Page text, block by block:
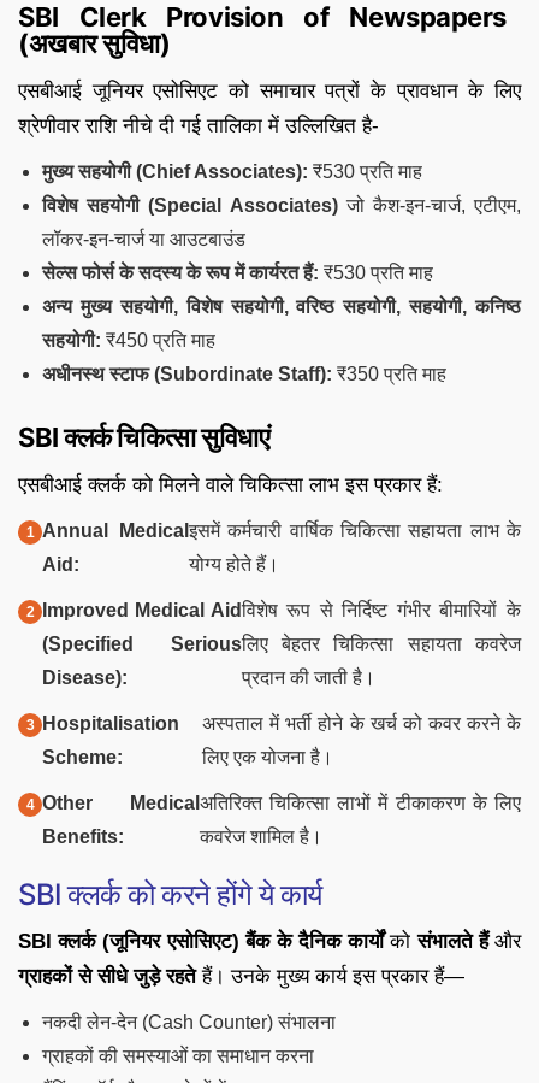
SBI Clerk Provision of Newspapers
(अखबार सुविधा)
एसबीआई जूनियर एसोसिएट को समाचार पत्रों के प्रावधान के लिए
श्रेणीवार राशि नीचे दी गई तालिका में उल्लिखित है-
मुख्य सहयोगी (Chief Associates): ₹530 प्रति माह
विशेष सहयोगी (Special Associates)जो कैश-इन-चार्ज, एटीएम,
लॉकर-इन-चार्ज या आउटबाउंड
सेल्स फोर्स के सदस्य के रूप में कार्यरत हैं: ₹530 प्रति माह
अन्य मुख्य सहयोगी, विशेष सहयोगी, वरिष्ठ सहयोगी, सहयोगी, कनिष्ठ
सहयोगी: ₹450 प्रति माह
अधीनस्थ स्टाफ (Subordinate Staff): ₹350 प्रति माह
SBI क्लर्क चिकित्सा सुविधाएं
एसबीआई क्लर्क को मिलने वाले चिकित्सा लाभ इस प्रकार हैं:
Annual Medical
Aid:
इसमें कर्मचारी वार्षिक चिकित्सा सहायता लाभ के
योग्य होते हैं।
Improved Medical Aid
(Specified Serious
Disease):
विशेष रूप से निर्दिष्ट गंभीर बीमारियों के
लिए बेहतर चिकित्सा सहायता कवरेज
प्रदान की जाती है।
Hospitalisation
Scheme:
अस्पताल में भर्ती होने के खर्च को कवर करने के
लिए एक योजना है।
Other Medical
Benefits:
अतिरिक्त चिकित्सा लाभों में टीकाकरण के लिए
कवरेज शामिल है।
SBI क्लर्क को करने होंगे ये कार्य
SBI क्लर्क (जूनियर एसोसिएट) बैंक के दैनिक कार्योंकोसंभालते हैंऔर
ग्राहकों से सीधे जुड़े रहतेहैं। उनके मुख्य कार्य इस प्रकार हैं—
नकदी लेन-देन (Cash Counter) संभालना
ग्राहकों की समस्याओं का समाधान करना